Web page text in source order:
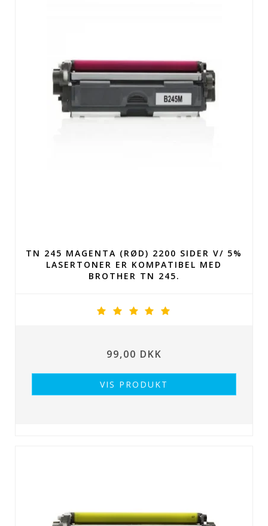
TN 245 MAGENTA (RØD) 2200 SIDER V/ 5%
LASERTONER ER KOMPATIBEL MED
BROTHER TN 245.
99,00 DKK
VIS PRODUKT